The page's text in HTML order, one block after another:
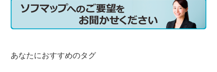
あなたにおすすめのタグ